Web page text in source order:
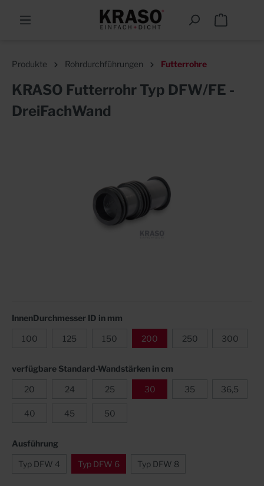
Produkte Rohrdurchführungen Futterrohre
KRASO Futterrohr Typ DFW/FE -
DreiFachWand
InnenDurchmesser ID in mm
100 125 150 200 250 300
verfügbare Standard-Wandstärken in cm
20 24 25 30 35 36,5
40 45 50
Ausführung
Typ DFW 4 Typ DFW 6 Typ DFW 8